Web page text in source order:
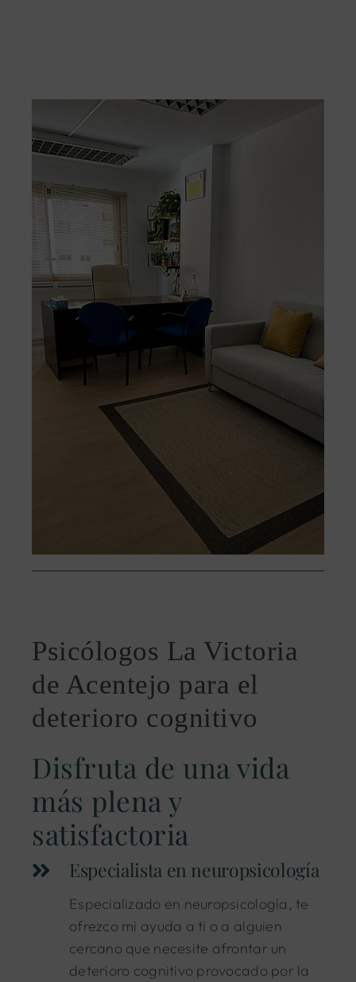
Psicólogos La Victoria
de Acentejo para el
deterioro cognitivo
Disfruta de una vida
más plena y
satisfactoria
Especialista en neuropsicología
Especializado en neuropsicología, te
ofrezco mi ayuda a ti o a alguien
cercano que necesite afrontar un
deterioro cognitivo provocado por la